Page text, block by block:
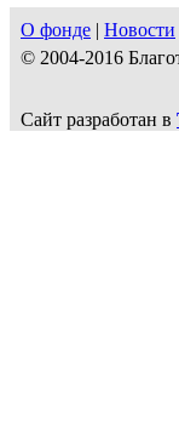
О фонде | Новости
© 2004-2016
Сайт разработан в